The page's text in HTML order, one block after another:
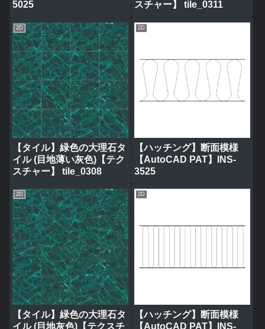
5025 スチャー】 tile_0311
2D
【タイル】緑色の大理石タ
イル (目地薄い灰色)【テク
スチャー】 tile_0308
2D
【ハッチング】断面模様
【AutoCAD PAT】INS-
3525
2D
【タイル】緑色の大理石タ
イル (目地灰色)【テクスチ
2D
【ハッチング】断面模様
【AutoCAD PAT】INS-